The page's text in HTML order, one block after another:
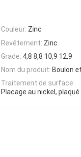
Couleur: Zinc
Revêtement: Zinc
Grade: 4,8 8,8 10,9 12,9
Nom du produit: Boulon
Traitement de surface:
Placage au nickel,